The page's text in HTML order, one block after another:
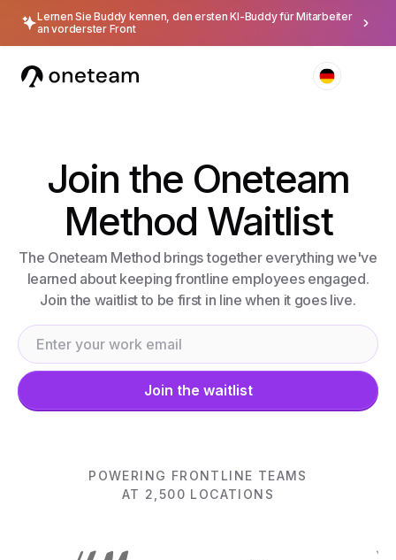
Lernen Sie Buddy kennen, den ersten KI-Buddy für Mitarbeiter
an vorderster Front
Join the Oneteam
Method Waitlist
The Oneteam Method brings together everything we've
learned about keeping frontline employees engaged.
Join the waitlist to be first in line when it goes live.
POWERING FRONTLINE TEAMS
AT 2,500 LOCATIONS